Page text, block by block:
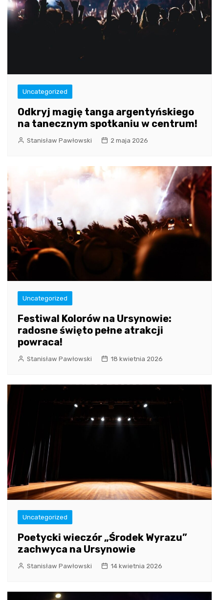
Uncategorized
Odkryj magię tanga argentyńskiego
na tanecznym spotkaniu w centrum!
Stanisław Pawłowski 2 maja 2026
Uncategorized
Festiwal Kolorów na Ursynowie:
radosne święto pełne atrakcji
powraca!
Stanisław Pawłowski 18 kwietnia 2026
Uncategorized
Poetycki wieczór „Środek Wyrazu”
zachwyca na Ursynowie
Stanisław Pawłowski 14 kwietnia 2026